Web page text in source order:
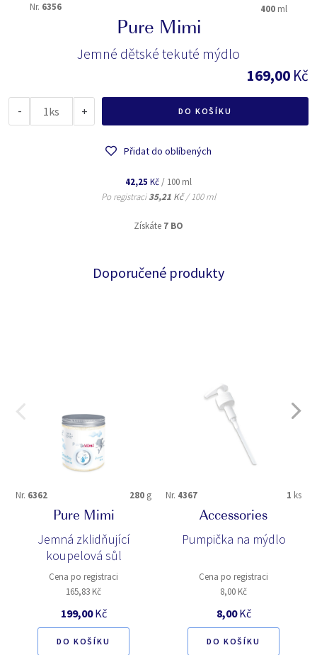
Nr. 6356 400 ml
Pure Mimi
Jemné dětské tekuté mýdlo
169,00 Kč
- ks + DO KOŠÍKU
Přidat do oblíbených
42,25 Kč / 100 ml
Po registraci35,21 Kč / 100 ml
Získáte 7 BO
Doporučené produkty
Nr. 6362 280 g
Pure Mimi
Jemná zklidňující
koupelová sůl
Cena po registraci
165,83 Kč
199,00Kč
DO KOŠÍKU
Nr. 4367 1 ks
Accessories
Pumpička na mýdlo
Cena po registraci
8,00 Kč
8,00Kč
DO KOŠÍKU